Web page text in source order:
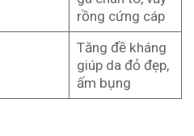
rồng cứng cáp
Tăng đề kháng
giúp da đỏ đẹp,
ấm bụng